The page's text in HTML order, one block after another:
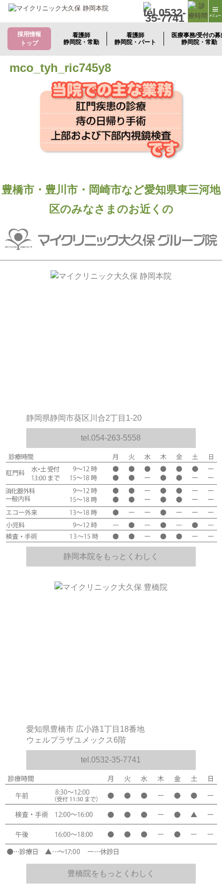
採用情報
トップ
看護師
静岡院・常勤
看護師
静岡院・パート
医療事務/受付の募
静岡院・常勤
mco_tyh_ric745y8
豊橋市・豊川市・岡崎市など愛知県東三河地
区のみなさまのお近くの
静岡県静岡市葵区川合2丁目1-20
tel.054-263-5558
静岡本院をもっとくわしく
愛知県豊橋市 広小路1丁目18番地
ウェルプラザユメックス6階
tel.0532-35-7741
豊橋院をもっとくわしく